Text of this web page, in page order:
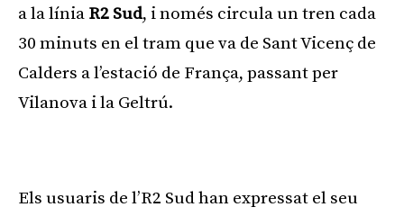
a la línia R2 Sud, i només circula un tren cada
30 minuts en el tram que va de Sant Vicenç de
Calders a l’estació de França, passant per
Vilanova i la Geltrú.
Els usuaris de l’R2 Sud han expressat el seu